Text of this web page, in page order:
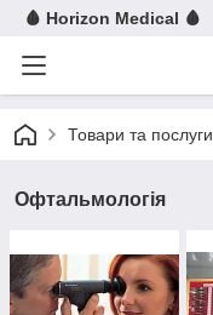
🩸 Horizon Medical 🩸
Товари та послуги
Офтальмологія